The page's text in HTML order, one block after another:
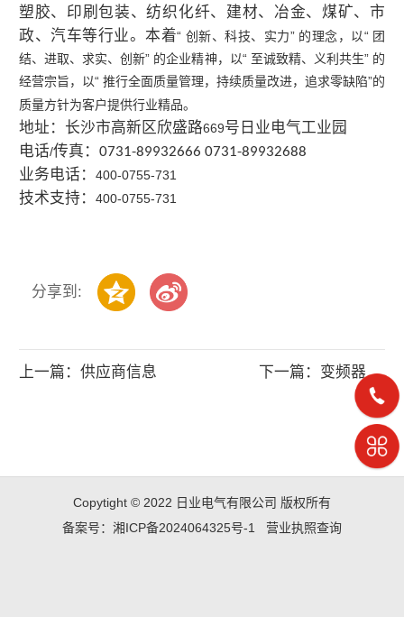
塑胶、印刷包装、纺织化纤、建材、冶金、煤矿、市
政、汽车等行业。本着“ 创新、科技、实力” 的理念，以“ 团
结、进取、求实、创新” 的企业精神，以“ 至诚致精、义利共生” 的
经营宗旨，以“ 推行全面质量管理，持续质量改进，追求零缺陷”的
质量方针为客户提供行业精品。
地址：长沙市高新区欣盛路669号日业电气工业园
电话/传真： 0731-89932666 0731-89932688
业务电话： 400-0755-731
技术支持： 400-0755-731
分享到:
上一篇：供应商信息 下一篇：变频器的频率信号是怎么获得的
Copytight © 2022 日业电气有限公司 版权所有
备案号：湘ICP备2024064325号-1
营业执照查询